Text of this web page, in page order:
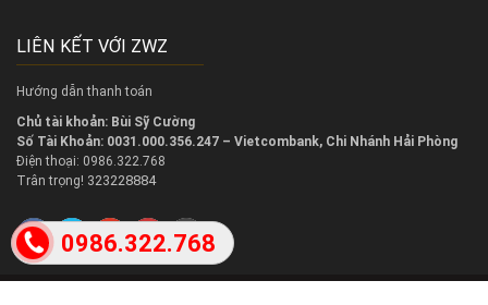
LIÊN KẾT VỚI ZWZ
Hướng dẫn thanh toán
Chủ tài khoản: Bùi Sỹ Cường
Số Tài Khoản: 0031.000.356.247 – Vietcombank, Chi Nhánh Hải Phòng
Điện thoại: 0986.322.768
Trân trọng! 323228884
0986.322.768